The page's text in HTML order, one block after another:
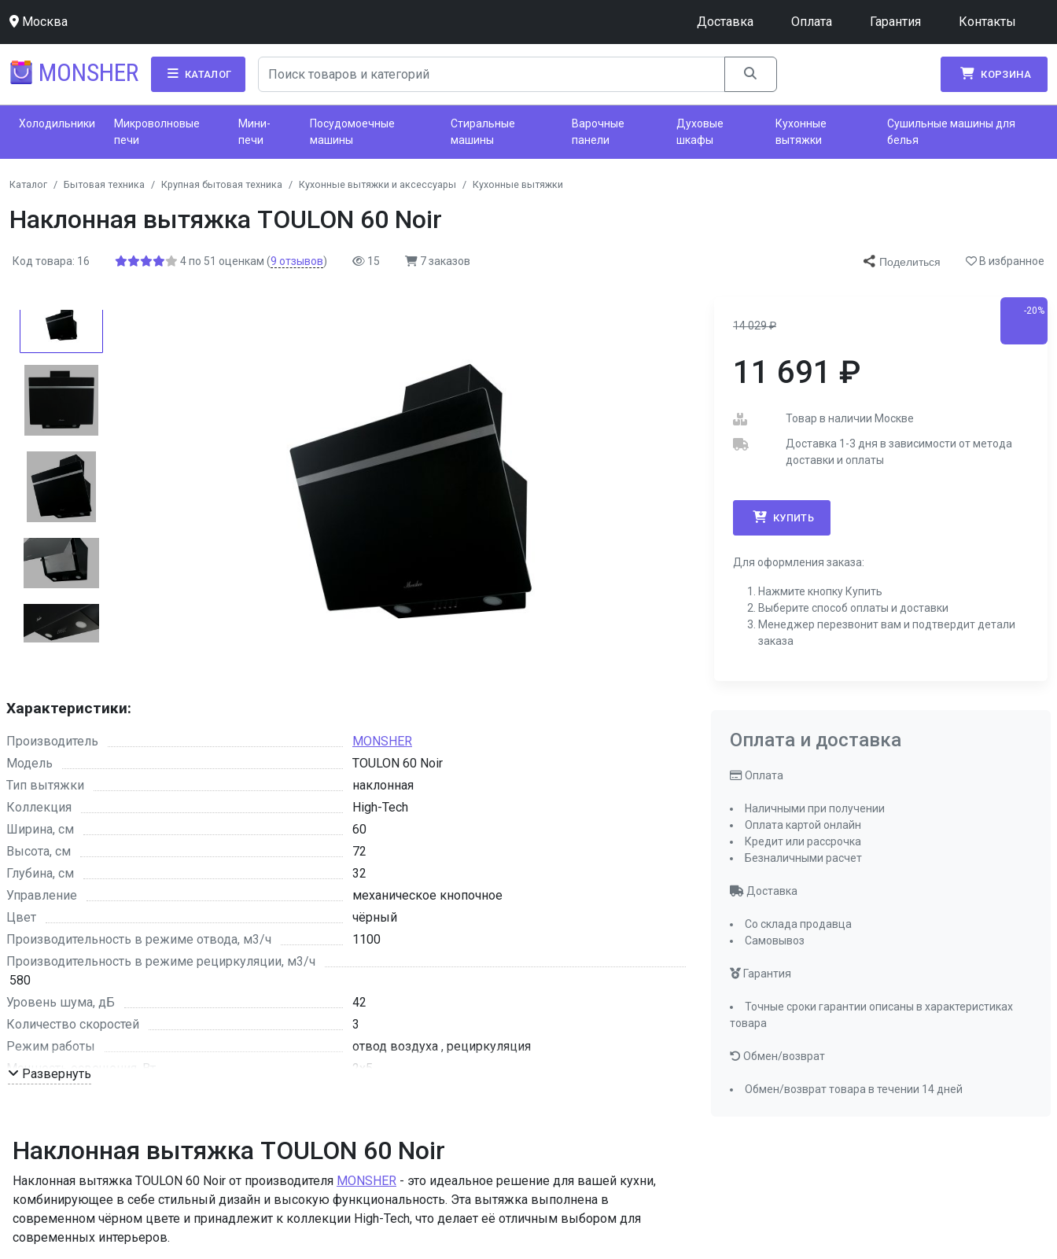
Москва Доставка Оплата Гарантия Контакты
MONSHER КАТАЛОГ КОРЗИНА
Холодильники
Микроволновые
печи
Мини-
печи
Посудомоечные
машины
Стиральные
машины
Варочные
панели
Духовые
шкафы
Кухонные
вытяжки
Сушильные машины для
белья
Каталог Бытовая техника Крупная бытовая техника Кухонные вытяжки и аксессуары Кухонные вытяжки
Наклонная вытяжка TOULON 60 Noir
Код товара: 16 4по 51 оценкам (9 отзывов) 15 7 заказов Поделиться В избранное
14 029₽
-20%
11 691 ₽
Товар в наличии Москве
Доставка 1-3 дня в зависимости от метода
доставки и оплаты
КУПИТЬ
Для оформления заказа:
Нажмите кнопку Купить
Выберите способ оплаты и доставки
Менеджер перезвонит вам и подтвердит детали
заказа
Характеристики:
Производитель
MONSHER
Модель
TOULON 60 Noir
Тип вытяжки
наклонная
Коллекция
High-Tech
Ширина, см
60
Высота, см
72
Глубина, см
32
Управление
механическое кнопочное
Цвет
чёрный
Производительность в режиме отвода, м3/ч
1100
Производительность в режиме рециркуляции, м3/ч
580
Уровень шума, дБ
42
Количество скоростей
3
Режим работы
отвод воздуха , рециркуляция
Мощность освещения, Вт
2x5
Фильтр
металлический жироулавливающий
ПРОМО Скидка
=11691.00
Развернуть
Наклонная вытяжка TOULON 60 Noir
Наклонная вытяжка TOULON 60 Noir от производителя MONSHER - это идеальное решение для вашей кухни,
комбинирующее в себе стильный дизайн и высокую функциональность. Эта вытяжка выполнена в
современном чёрном цвете и принадлежит к коллекции High-Tech, что делает её отличным выбором для
современных интерьеров.
Оплата и доставка
Оплата
Наличными при получении
Оплата картой онлайн
Кредит или рассрочка
Безналичными расчет
Доставка
Со склада продавца
Самовывоз
Гарантия
Точные сроки гарантии описаны в характеристиках
товара
Обмен/возврат
Обмен/возврат товара в течении 14 дней